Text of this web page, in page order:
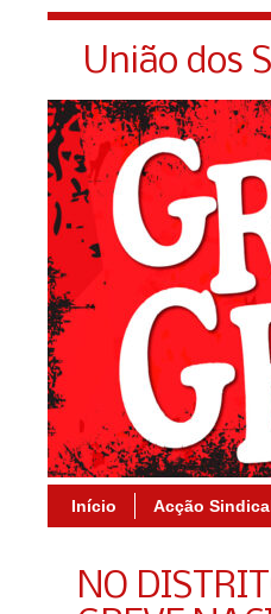
União dos
Início Acção
NO